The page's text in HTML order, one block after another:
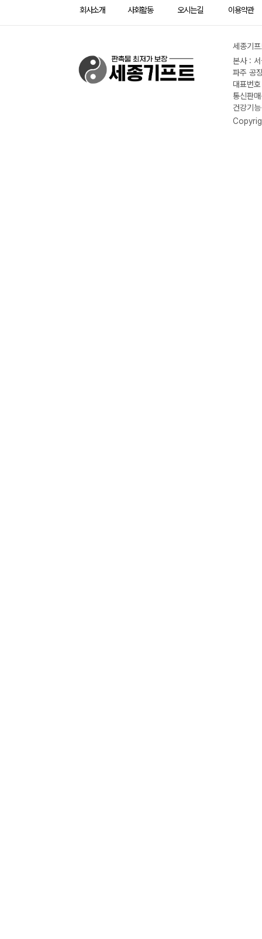
회사소개 사회활동 오시는길 이용약관
세종기
본사 :
파주 공
대표번
통신판
건강기